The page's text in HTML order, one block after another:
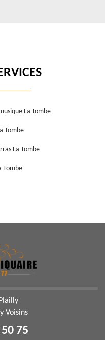
La Tombe
Tombe
La Tombe
Tombe
Voisins
75